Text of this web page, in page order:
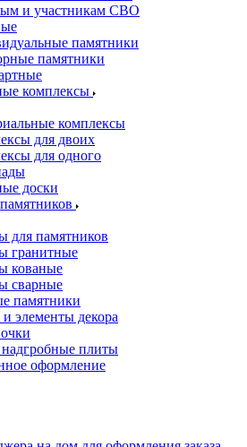
и участникам СВО
памятники
памятники
комплексы
комплексы
для двоих
для одного
доски
для памятников
гранитные
кованые
сварные
памятники
элементы декора
плиты
оформление